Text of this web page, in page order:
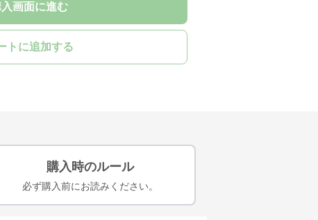
入画面に進む
トに追加する
購入時のルール
必ず購入前にお読みください。